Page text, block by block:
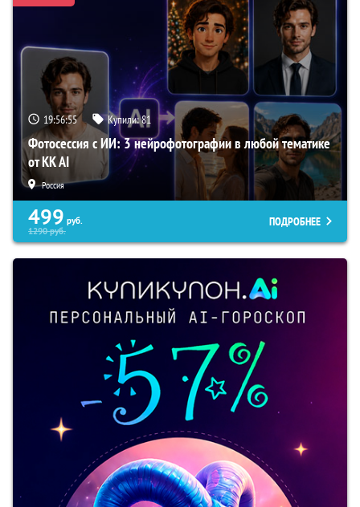
19:56:54 Купили:81
Фотосессия с ИИ: 3 нейрофотографии в любой тематике
от KK AI
Россия
499 руб.
1290руб.
ПОДРОБНЕЕ